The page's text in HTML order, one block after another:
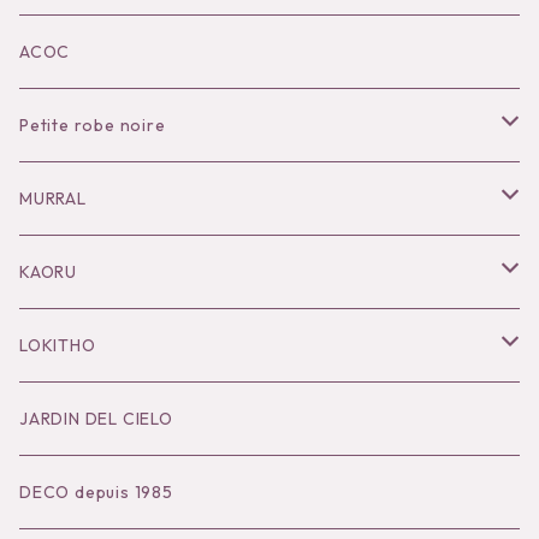
KOKO別注
ACOC
Petite robe noire
Necklace
Pierce
Bracelet／Bangle
Ring
Brooch
MURRAL
Outer
Tops
Bottoms
Dress
KAORU
Necklace
Pierce
Ear Cuff
LOKITHO
Tops
Bottoms
JARDIN DEL CIELO
DECO depuis 1985